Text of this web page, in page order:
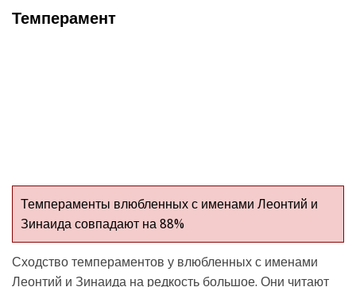
Темперамент
Темпераменты влюбленных с именами Леонтий и
Зинаида совпадают на 88%
Сходство темпераментов у влюбленных с именами
Леонтий и Зинаида на редкость большое. Они читают